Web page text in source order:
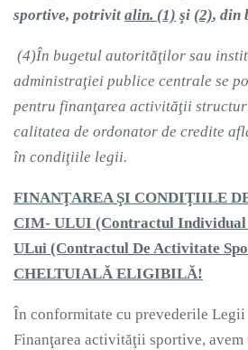
sportive, potrivit alin. (1) şi (2), din
(4)În bugetul autorităţilor sau
administraţiei publice centrale se
pentru finanţarea activităţii
calitatea de ordonator de credite
în condiţiile legii.
FINANŢAREA ŞI CONDIŢIILE
CIM- ULUI (Contractul Individual
ULui (Contractul De Activitate
CHELTUIALĂ ELIGIBILĂ!
În conformitate cu prevederile
Finanţarea activităţii sportive, avem